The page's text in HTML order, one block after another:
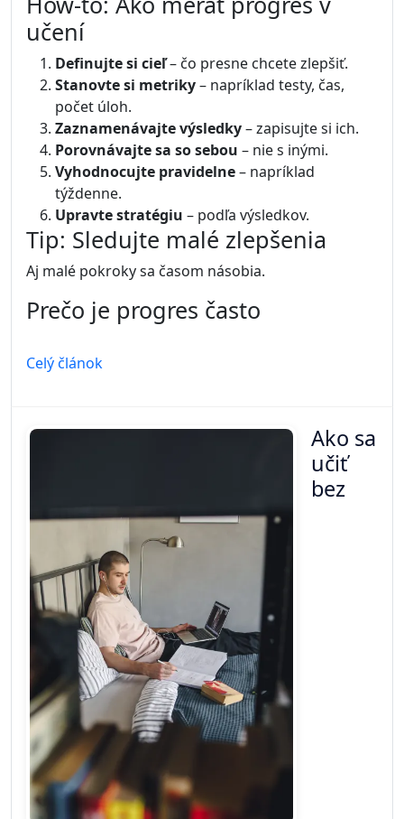
učení
Definujte si cieľ– čo presne chcete zlepšiť.
Stanovte si metriky– napríklad testy, čas,
počet úloh.
Zaznamenávajte výsledky– zapisujte si ich.
Porovnávajte sa so sebou – nie s inými.
Vyhodnocujte pravidelne– napríklad
týždenne.
Upravte stratégiu – podľa výsledkov.
Tip: Sledujte malé zlepšenia
Aj malé pokroky sa časom násobia.
Prečo je progres často
Celý článok
Ako sa
učiť
bez